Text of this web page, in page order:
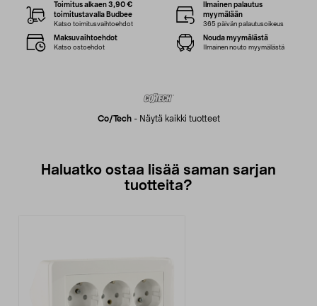
Co/tech- Näytä kaikki tuotteet
Toimitus alkaen 3,90 €
toimitustavalla Budbee
Katso toimitusvaihtoehdot
Ilmainen palautus
myymälään
365 päivän palautusoikeus
Maksuvaihtoehdot
Katso ostoehdot
Nouda myymälästä
Ilmainen nouto myymälästä
Haluatko ostaa lisää saman sarjan
tuotteita?